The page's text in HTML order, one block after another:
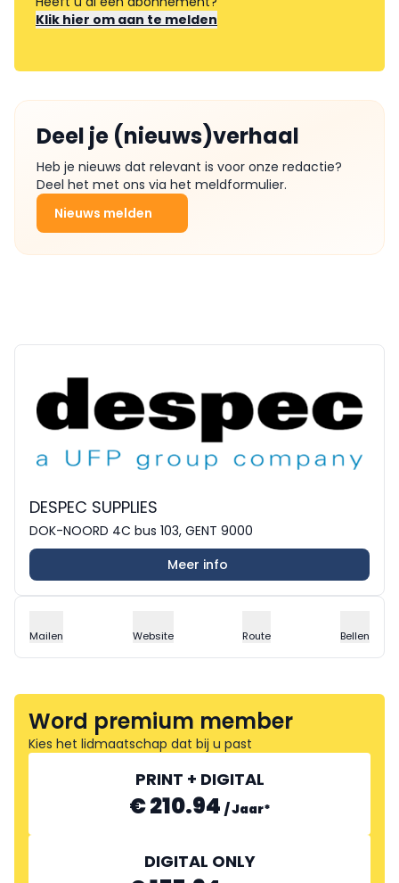
Klik hier om aan te melden
Deel je (nieuws)verhaal
Heb je nieuws dat relevant is voor onze redactie?
Deel het met ons via het meldformulier.
Nieuws melden
DESPEC SUPPLIES
DOK-NOORD 4C bus 103, GENT 9000
Meer info
Mailen Website Route Bellen
Word premium member
Kies het lidmaatschap dat bij u past
PRINT + DIGITAL
€ 210.94 /Jaar*
DIGITAL ONLY